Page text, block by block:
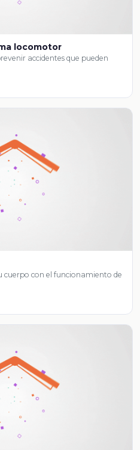
locomotor
accidentes que pueden
cuerpo con el funcionamiento de